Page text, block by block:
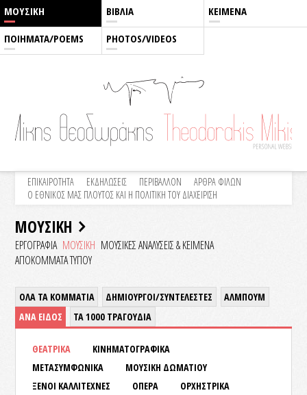
ΜΟΥΣΙΚΗ ΒΙΒΛΙΑ ΚΕΙΜΕΝΑ
ΠΟΙΗΜΑΤΑ/POEMS PHOTOS/VIDEOS
ΕΠΙΚΑΙΡΟΤΗΤΑ ΕΚΔΗΛΩΣΕΙΣ ΠΕΡΙΒΑΛΛΟΝ
ΑΡΘΡΑ ΦΙΛΩΝ
Ο ΕΘΝΙΚΟΣ ΜΑΣ ΠΛΟΥΤΟΣ ΚΑΙ Η ΠΟΛΙΤΙΚΗ ΤΟΥ ΔΙΑΧΕΙΡΙΣΗ
ΜΟΥΣΙΚΗ
ΕΡΓΟΓΡΑΦΙΑ ΜΟΥΣΙΚΗ ΜΟΥΣΙΚΕΣ ΑΝΑΛΥΣΕΙΣ & KEIMENA
ΑΠΟΚΟΜΜΑΤΑ ΤΥΠΟΥ
ΟΛΑ ΤΑ ΚΟΜΜΑΤΙΑ ΔΗΜΙΟΥΡΓΟΙ/ΣΥΝΤΕΛΕΣΤΕΣ
ΑΛΜΠΟΥΜ
ΑΝΑ ΕΙΔΟΣ
ΤΑ 1000 ΤΡΑΓΟΥΔΙΑ
ΘΕΑΤΡΙΚΑ
ΚΙΝΗΜΑΤΟΓΡΑΦΙΚΑ
ΜΕΤΑΣΥΜΦΩΝΙΚΑ
ΜΟΥΣΙΚΗ ΔΩΜΑΤΙΟΥ
ΞΕΝΟΙ ΚΑΛΛΙΤΕΧΝΕΣ
ΟΠΕΡΑ
ΟΡΧΗΣΤΡΙΚΑ